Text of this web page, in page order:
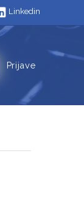
Linkedin
Prijave